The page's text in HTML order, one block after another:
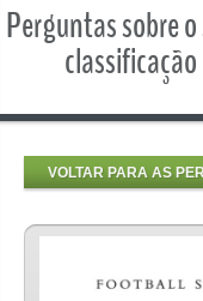
Perguntas sobre
VOLTAR PARA AS